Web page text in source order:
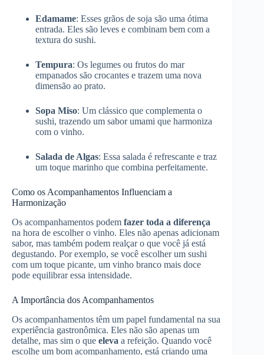
Edamame: Esses grãos de soja são uma ótima
entrada. Eles são leves e combinam bem com a
textura do sushi.
Tempura: Os legumes ou frutos do mar
empanados são crocantes e trazem uma nova
dimensão ao prato.
Sopa Miso: Um clássico que complementa o
sushi, trazendo um sabor umami que harmoniza
com o vinho.
Salada de Algas: Essa salada é refrescante e traz
um toque marinho que combina perfeitamente.
Como os Acompanhamentos Influenciam a
Harmonização
Os acompanhamentos podem fazer toda a diferença
na hora de escolher o vinho. Eles não apenas adicionam
sabor, mas também podem realçar o que você já está
degustando. Por exemplo, se você escolher um sushi
com um toque picante, um vinho branco mais doce
pode equilibrar essa intensidade.
A Importância dos Acompanhamentos
Os acompanhamentos têm um papel fundamental na sua
experiência gastronômica. Eles não são apenas um
detalhe, mas sim o que eleva a refeição. Quando você
escolhe um bom acompanhamento, está criando uma